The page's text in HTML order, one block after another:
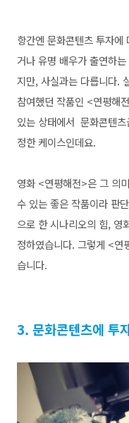
항간엔 문화콘텐츠 투자에
거나 유명 배우가 출연하
지만, 사실과는 다릅니다.
참여했던 작품인 <연평해
있는 상태에서 문화콘텐
정한 케이스인데요.
영화 <연평해전>은 그 의
수 있는 좋은 작품이라 판
으로 한 시나리오의 힘, 영
정하였습니다. 그렇게 <연
습니다.
3. 문화콘텐츠에 투